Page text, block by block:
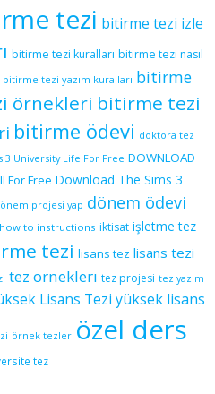
tezi bitirme tezi izle
bitirme tezi kuralları bitirme tezi nasıl
bitirme tezi yazım kuralları bitirme
örnekleri bitirme tezi
bitirme ödevi doktora tez
3 University Life For Free DOWNLOAD
For Free Download The Sims 3
projesi yap dönem ödevi
how to instructions iktisat işletme tez
tezi lisans tez lisans tezi
tez orneklerı tez projesi tez yazım
Lisans Tezi yüksek lisans
örnek tezler özel ders
tez